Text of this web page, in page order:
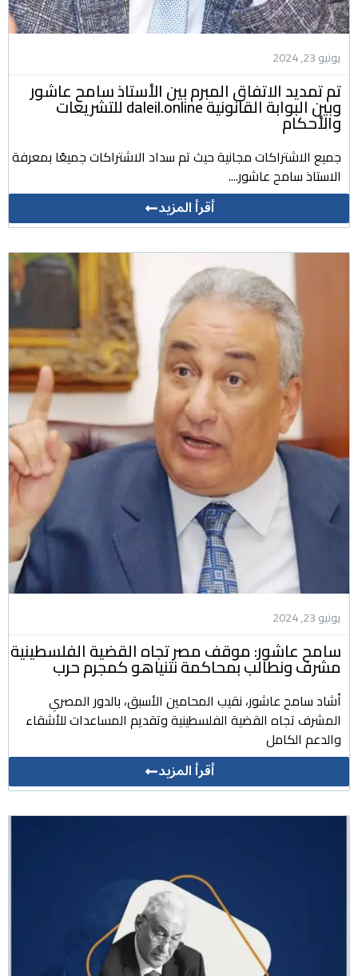
يونيو 23, 2024
تم تمديد الاتفاق المبرم بين الأستاذ سامح عاشور
وبين البوابة القانونية daleil.online للتشريعات
والأحكام
جميع الاشتراكات مجانية حيث تم سداد الاشتراكات جميعًا بمعرفة
الاستاذ سامح عاشور....
أقرأ المزيد
يونيو 23, 2024
سامح عاشور: موقف مصر تجاه القضية الفلسطينية
مشرف ونطالب بمحاكمة نتنياهو كمجرم حرب
أشاد سامح عاشور، نقيب المحامين الأسبق، بالدور المصري
المشرف تجاه القضية الفلسطينية وتقديم المساعدات للأشقاء
والدعم الكامل
أقرأ المزيد